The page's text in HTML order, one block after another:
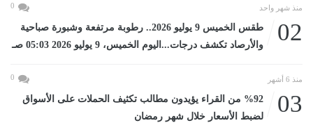
منذ شهر واحد 0
02
طقس الخميس 9 يوليو 2026.. رطوبة مرتفعة وشبورة صباحية
والأرصاد تكشف درجات...اليوم الخميس، 9 يوليو 2026 05:03 صـ
منذ 6 أشهر 0
03
%92 من القراء يؤيدون مطالب تكثيف الحملات على الأسواق
لضبط الأسعار خلال شهر رمضان